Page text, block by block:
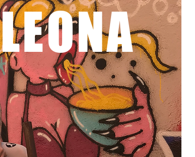
LEONA